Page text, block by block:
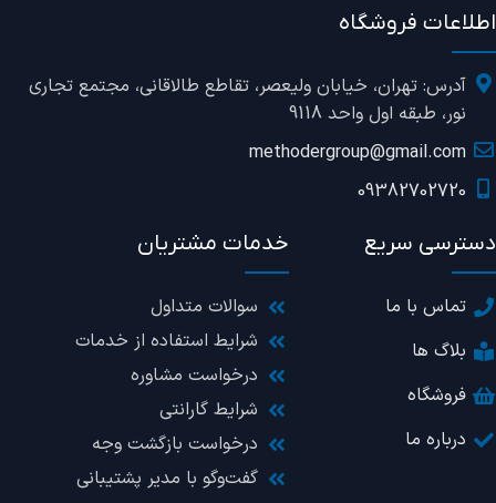
گارانتی 7 روز مهلت تست
برند DELL
مدل پردازنده 10850H
نوع حافظه رم
پورت‌ها AUX, Ethernet, HDMI, USB-A, USB-C
نوع پنل
4GB Nvidia Quadro T1000
اطلاعات فروشگاه
آدرس: تهران، خیابان ولیعصر، تقاطع طالاقانی، مجتمع تجاری
نور، طبقه اول واحد 9118
methodergroup@gmail.com
09382702720
دسترسی سریع
تماس با ما
بلاگ ها
فروشگاه
درباره ما
خدمات مشتریان
سوالات متداول
شرایط استفاده از خدمات
درخواست مشاوره
شرایط گارانتی
درخواست بازگشت وجه
گفت‌وگو با مدیر پشتیبانی